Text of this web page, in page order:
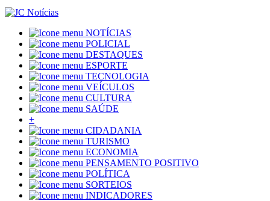
NOTÍCIAS
POLICIAL
DESTAQUES
ESPORTE
TECNOLOGIA
VEÍCULOS
CULTURA
SAÚDE
+
CIDADANIA
TURISMO
ECONOMIA
PENSAMENTO POSITIVO
POLÍTICA
SORTEIOS
INDICADORES